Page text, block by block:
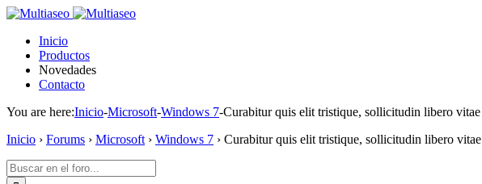
Inicio
Productos
Novedades
Contacto
You are here:Inicio-Microsoft-Windows 7-Curabitur quis elit tristique, sollicitudin libero vitae
Inicio › Forums › Microsoft › Windows 7 › Curabitur quis elit tristique, sollicitudin libero vitae
Buscar: